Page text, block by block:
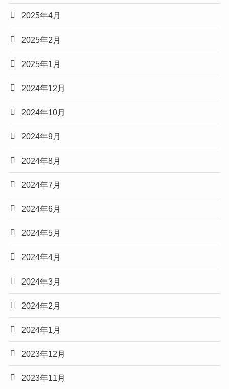
2025年4月
2025年2月
2025年1月
2024年12月
2024年10月
2024年9月
2024年8月
2024年7月
2024年6月
2024年5月
2024年4月
2024年3月
2024年2月
2024年1月
2023年12月
2023年11月